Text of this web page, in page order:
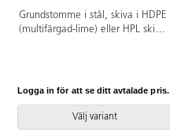
Grundstomme i stål, skiva i HDPE
(multifärgad-lime) eller HPL skiva
senaste versionen finns att tillgå
artikelnummer SOLO 0800
Inkluderar markförankring K1.
Logga in för att se ditt avtalade pris.
Välj variant